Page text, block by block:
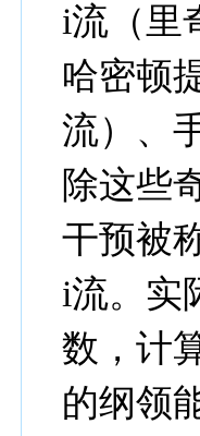
i流（里
哈密顿
流）、
除这些
干预被
i流。实
数，计
的纲领